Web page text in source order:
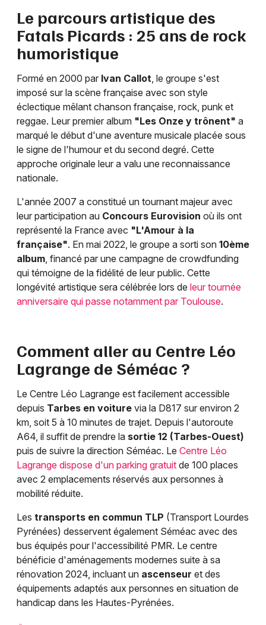
Le parcours artistique des
Fatals Picards : 25 ans de rock
humoristique
Formé en 2000 par Ivan Callot, le groupe s'est
imposé sur la scène française avec son style
éclectique mêlant chanson française, rock, punk et
reggae. Leur premier album "Les Onze y trônent" a
marqué le début d'une aventure musicale placée sous
le signe de l'humour et du second degré. Cette
approche originale leur a valu une reconnaissance
nationale.
L'année 2007 a constitué un tournant majeur avec
leur participation au Concours Eurovision où ils ont
représenté la France avec "L'Amour à la
française". En mai 2022, le groupe a sorti son 10ème
album, financé par une campagne de crowdfunding
qui témoigne de la fidélité de leur public. Cette
longévité artistique sera célébrée lors de leur tournée
anniversaire qui passe notamment par Toulouse.
Comment aller au Centre Léo
Lagrange de Séméac ?
Le Centre Léo Lagrange est facilement accessible
depuis Tarbes en voiture via la D817 sur environ 2
km, soit 5 à 10 minutes de trajet. Depuis l'autoroute
A64, il suffit de prendre la sortie 12 (Tarbes-Ouest)
puis de suivre la direction Séméac. Le Centre Léo
Lagrange dispose d'un parking gratuit de 100 places
avec 2 emplacements réservés aux personnes à
mobilité réduite.
Les transports en commun TLP (Transport Lourdes
Pyrénées) desservent également Séméac avec des
bus équipés pour l'accessibilité PMR. Le centre
bénéficie d'aménagements modernes suite à sa
rénovation 2024, incluant un ascenseur et des
équipements adaptés aux personnes en situation de
handicap dans les Hautes-Pyrénées.